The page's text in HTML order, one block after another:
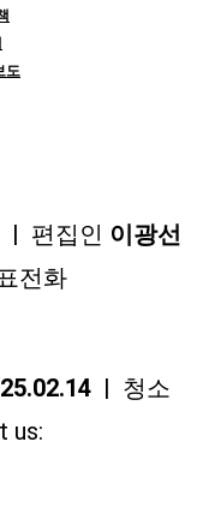
도
| 편집인 이광선
전화
| 청소
us: